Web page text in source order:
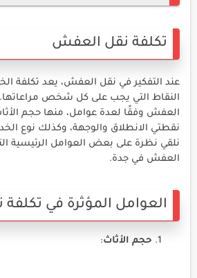
تكلفة نقل العفش
عند التفكير في نقل العفش، يعد تكلفة
النقاط التي يجب على كل شخص
العفش وفقًا لعدة عوامل، منها حجم
نقطتي الانطلاق والوجهة، وكذلك نوع
نلقي نظرة على بعض العوامل الرئيسية
العفش في جدة.
العوامل المؤثرة في
حجم الأثاث: